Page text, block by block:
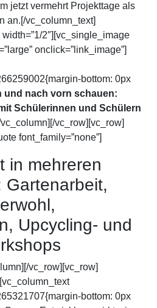
jetzt vermehrt Projekttage als
an.[/vc_column_text]
2″][vc_single_image
onclick=”link_image”]
bottom: 0px
und nach vorn schauen:
Schülerinnen und Schülern
vc_row][vc_row]
font_family=”none”]
in mehreren
Gartenarbeit,
Upcycling- und
vc_row][vc_row]
bottom: 0px